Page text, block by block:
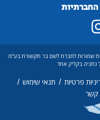
שמורות לחברת לשם בר תקשורת בע"מ
בקליק אחד
פרטיות / תנאי שימוש /
קשר